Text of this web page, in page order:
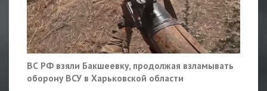
ВС РФ взяли Бакшеевку, продолжая взламывать
оборону ВСУ в Харьковской области